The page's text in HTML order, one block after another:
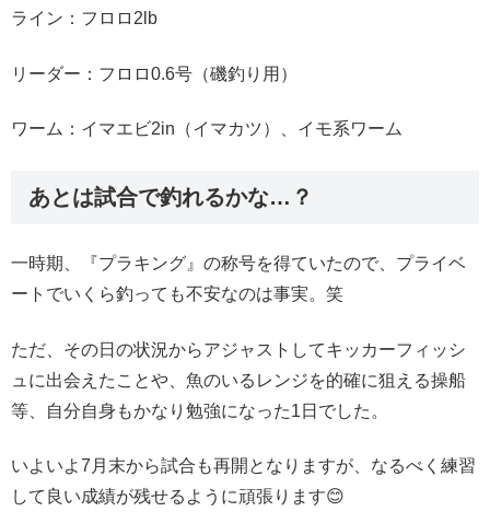
ライン：フロロ2lb
リーダー：フロロ0.6号（磯釣り用）
ワーム：イマエビ2in（イマカツ）、イモ系ワーム
あとは試合で釣れるかな…？
一時期、『プラキング』の称号を得ていたので、プライベ
ートでいくら釣っても不安なのは事実。笑
ただ、その日の状況からアジャストしてキッカーフィッシ
ュに出会えたことや、魚のいるレンジを的確に狙える操船
等、自分自身もかなり勉強になった1日でした。
いよいよ7月末から試合も再開となりますが、なるべく練習
して良い成績が残せるように頑張ります😊